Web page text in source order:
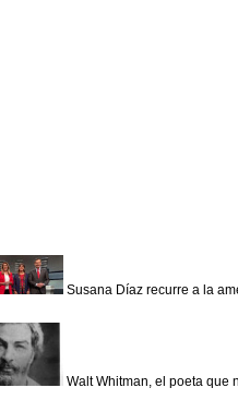
Susana Díaz recurre a la
Walt Whitman, el poeta que